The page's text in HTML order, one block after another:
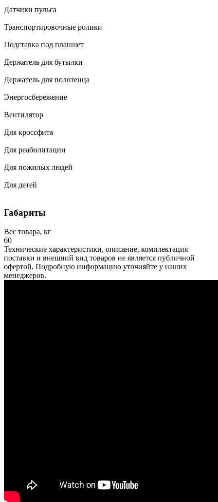
Датчики пульса
Транспортировочные ролики
Подставка под планшет
Держатель для бутылки
Держатель для полотенца
Энергосбережение
Вентилятор
Для кроссфита
Для реабилитации
Для пожилых людей
Для детей
Габариты
Вес товара, кг
60
Технические характеристики, описание, комплектация
поставки и внешний вид товаров не является публичной
офертой. Подробную информацию уточняйте у наших
менеджеров.